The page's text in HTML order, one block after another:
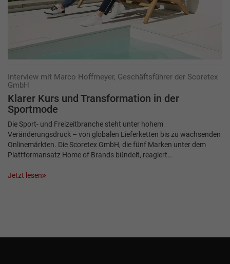
Interview mit Marco Hoffmeyer, Geschäftsführer der Scoretex
GmbH
Klarer Kurs und Transformation in der
Sportmode
Die Sport- und Freizeitbranche steht unter hohem
Veränderungsdruck – von globalen Lieferketten bis zu wachsenden
Onlinemärkten. Die Scoretex GmbH, die fünf Marken unter dem
Plattformansatz Home of Brands bündelt, reagiert…
Jetzt lesen